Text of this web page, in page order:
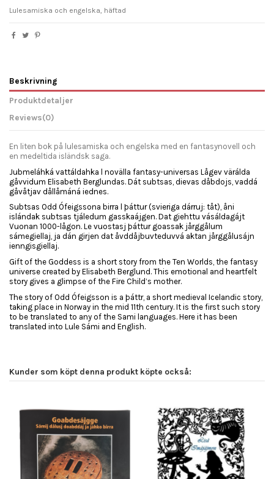
Lulesamiska och engelska, häftad
Beskrivning
Produktdetaljer
Reviews(0)
En liten bok på lulesamiska och engelska med en fantasynovell och
en medeltida isländsk saga.
Jubmeláhká vattáldahka l novälla fantasy-universas Lågev värálda
gåvvidum Elisabeth Berglundas. Dát subtsas, dievas dåbdojs, vaddá
gåvåtjav dållåmáná iednes.
Subtsas Odd Ófeigssona birra l þáttur (svieriga dárruj: tåt), åni
islándak subtsas tjáledum gasskaájgen. Dat giehttu vásáldagájt
Vuonan 1000-lågon. Le vuostasj þáttur goassak jårggålum
sámegiellaj, ja dán girjen dat åvddåjbuvteduvvá aktan jårggålusájn
ienngisgiellaj.
Gift of the Goddess is a short story from the Ten Worlds, the fantasy
universe created by Elisabeth Berglund. This emotional and heartfelt
story gives a glimpse of the Fire Child’s mother.
The story of Odd Ófeigsson is a þáttr, a short medieval Icelandic story,
taking place in Norway in the mid 11th century. It is the first such story
to be translated to any of the Sami languages. Here it has been
translated into Lule Sámi and English.
Kunder som köpt denna produkt köpte också: